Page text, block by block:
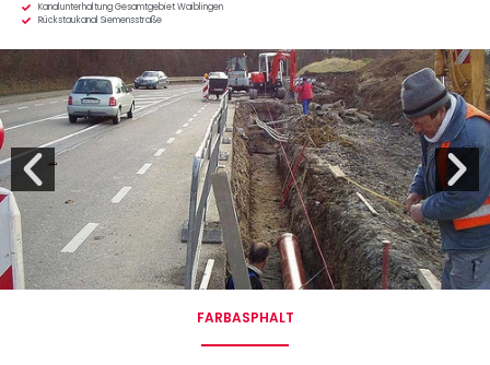
Kanalunterhaltung Gesamtgebiet Waiblingen
Rückstaukanal Siemensstraße
FARBASPHALT